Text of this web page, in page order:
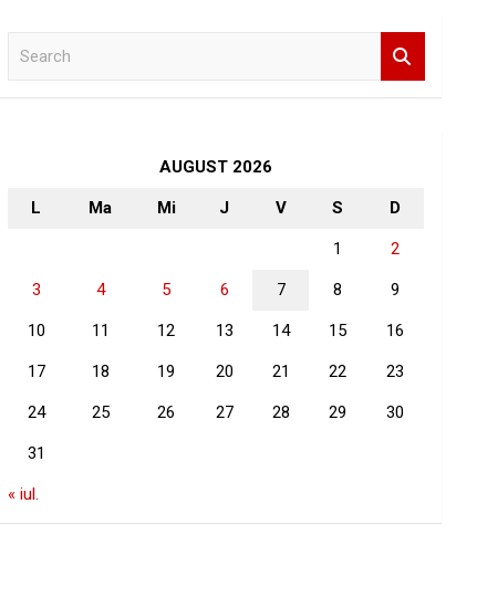
AUGUST 2026
L Ma Mi J V S D
1 2
3 4 5 6 7 8 9
10 11 12 13 14 15 16
17 18 19 20 21 22 23
24 25 26 27 28 29 30
31
« iul.